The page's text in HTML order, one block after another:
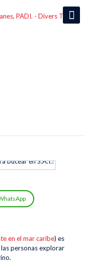
en el mar caribe) es
personas explorar